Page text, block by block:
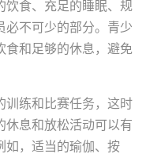
饮食、充足的睡眠、规
必不可少的部分。青少
和足够的休息，避免
训练和比赛任务，这时
休息和放松活动可以有
如，适当的瑜伽、按